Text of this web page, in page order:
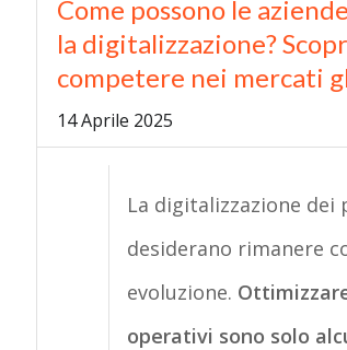
Come possono le
la digitalizzazione?
competere nei mercati
14 Aprile 2025
La digitalizzazione dei
desiderano rimanere
evoluzione.
operativi sono solo